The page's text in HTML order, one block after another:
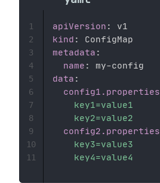
apiVersion :
kind :
metadata :
name : my-
data :
config1.properties
    key1=value1
    key2=value2
config2.properties
    key3=value3
    key4=value4
1
2
3
4
5
6
7
8
9
10
11